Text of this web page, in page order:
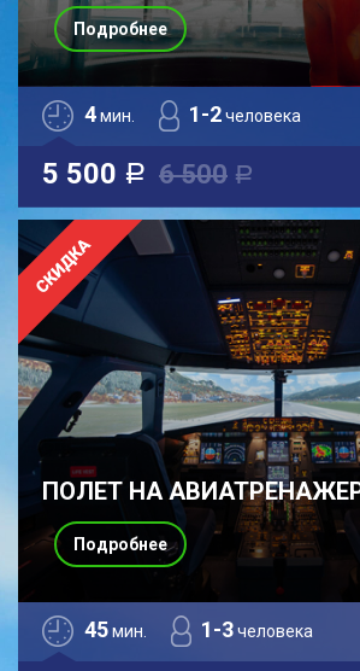
4мин. 1-2человека
5 500 a 6 500 a
Подробнее
ПОЛЕТ НА
45мин. 1-3человека
Подробнее